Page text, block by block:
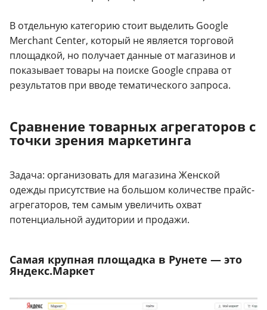
В отдельную категорию стоит выделить Google
Merchant Center, который не является торговой
площадкой, но получает данные от магазинов и
показывает товары на поиске Google справа от
результатов при вводе тематического запроса.
Сравнение товарных агрегаторов с
точки зрения маркетинга
Задача: организовать для магазина Женской
одежды присутствие на большом количестве прайс-
агрегаторов, тем самым увеличить охват
потенциальной аудитории и продажи.
Самая крупная площадка в Рунете — это
Яндекс.Маркет